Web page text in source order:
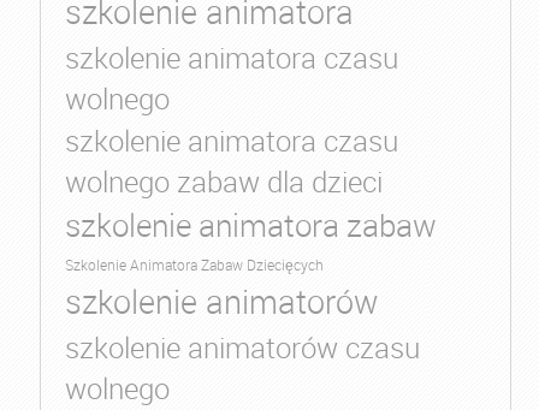
szkolenie animatora
szkolenie animatora czasu
wolnego
szkolenie animatora czasu
wolnego zabaw dla dzieci
szkolenie animatora zabaw
Szkolenie Animatora Zabaw Dziecięcych
szkolenie animatorów
szkolenie animatorów czasu
wolnego